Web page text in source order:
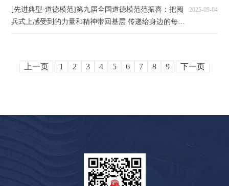
[先进典型-道德模范]第九届全国道德模范范振喜：把阅
兵式上感受到的力量和精神带回基层 传递给身边的每一
2025-09-04
上一页 1 2 3 4 5 6 7 8 9 下一页